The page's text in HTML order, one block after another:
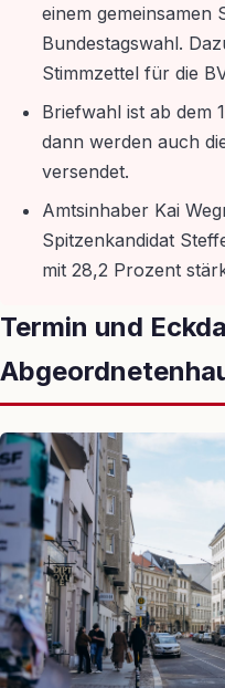
einem gemeinsamen
Bundestagswahl.
Stimmzettel für die
Briefwahl ist ab dem
dann werden auch
versendet.
Amtsinhaber Kai
Spitzenkandidat
mit 28,2 Prozent
Termin und